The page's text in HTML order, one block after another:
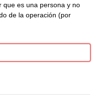
que es una persona y no
de la operación (por